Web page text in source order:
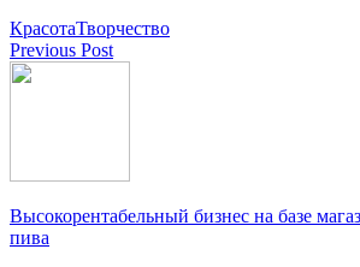
КрасотаТворчество
Previous Post
Высокорентабельный бизнес на базе
пива